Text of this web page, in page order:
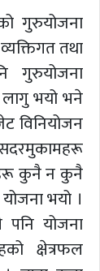
गुरुयोजना
तथा
गुरुयोजना
भयो भने
विनियोजन
सदरमुकामहरू
कुनै न कुनै
भयो ।
पनि योजना
क्षेत्रफल